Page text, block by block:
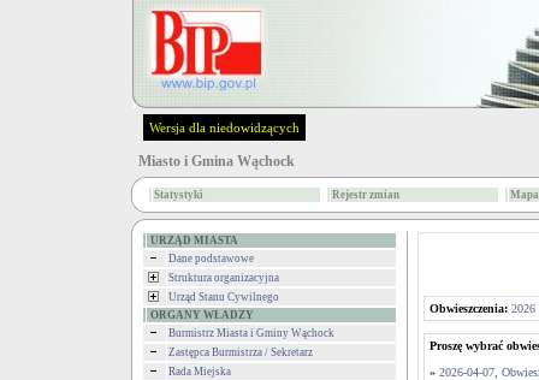
Wersja dla niedowidzących
Miasto i Gmina Wąchock
Statystyki Rejestr zmian
URZĄD MIASTA
Dane podstawowe
Struktura organizacyjna
Urząd Stanu Cywilnego
ORGANY WŁADZY
Burmistrz Miasta i Gminy Wąchock
Zastępca Burmistrza / Sekretarz
Rada Miejska
Obwieszczenia: 2026
Proszę wybrać
» 2026-04-07,